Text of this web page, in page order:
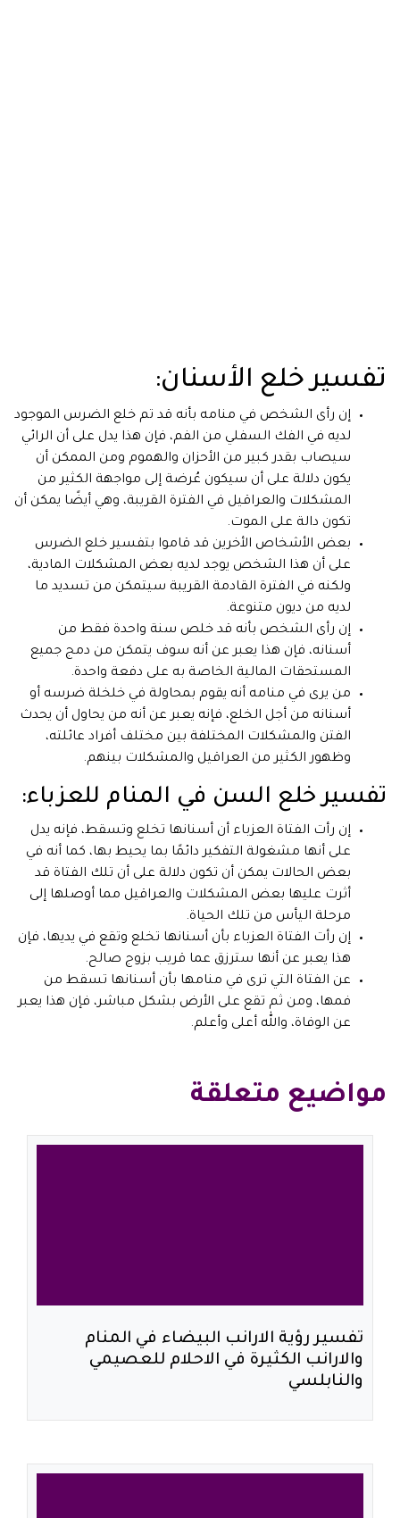
تفسير خلع الأسنان:
إن رأى الشخص في منامه بأنه قد تم خلع الضرس الموجود
لديه في الفك السفلي من الفم، فإن هذا يدل على أن الرائي
سيصاب بقدر كبير من الأحزان والهموم ومن الممكن أن
يكون دلالة على أن سيكون عُرضة إلى مواجهة الكثير من
المشكلات والعراقيل في الفترة القريبة، وهي أيضًا يمكن أن
تكون دالة على الموت.
بعض الأشخاص الأخرين قد قاموا بتفسير خلع الضرس
على أن هذا الشخص يوجد لديه بعض المشكلات المادية،
ولكنه في الفترة القادمة القريبة سيتمكن من تسديد ما
لديه من ديون متنوعة.
إن رأى الشخص بأنه قد خلص سنة واحدة فقط من
أسنانه، فإن هذا يعبر عن أنه سوف يتمكن من دمج جميع
المستحقات المالية الخاصة به على دفعة واحدة.
من يرى في منامه أنه يقوم بمحاولة في خلخلة ضرسه أو
أسنانه من أجل الخلع، فإنه يعبر عن أنه من يحاول أن يحدث
الفتن والمشكلات المختلفة بين مختلف أفراد عائلته،
وظهور الكثير من العراقيل والمشكلات بينهم.
تفسير خلع السن في المنام للعزباء:
إن رأت الفتاة العزباء أن أسنانها تخلع وتسقط، فإنه يدل
على أنها مشغولة التفكير دائمًا بما يحيط بها، كما أنه في
بعض الحالات يمكن أن تكون دلالة على أن تلك الفتاة قد
أثرت عليها بعض المشكلات والعراقيل مما أوصلها إلى
مرحلة اليأس من تلك الحياة.
إن رأت الفتاة العزباء بأن أسنانها تخلع وتقع في يديها، فإن
هذا يعبر عن أنها سترزق عما قريب بزوج صالح.
عن الفتاة التي ترى في منامها بأن أسنانها تسقط من
فمها، ومن ثم تقع على الأرض بشكل مباشر، فإن هذا يعبر
عن الوفاة، والله أعلى وأعلم.
مواضيع متعلقة
تفسير رؤية الارانب البيضاء في المنام
والارانب الكثيرة في الاحلام للعصيمي
والنابلسي